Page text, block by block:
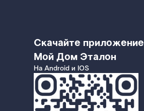
Скачайте приложение
Мой Дом Эталон
На Android и IOS